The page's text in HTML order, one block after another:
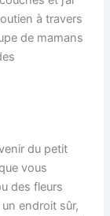
à travers
de mamans
du petit
vous
des fleurs
endroit sûr,